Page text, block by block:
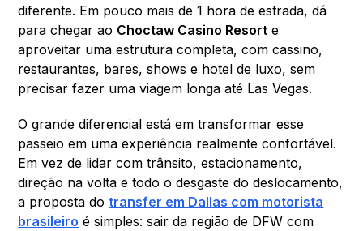
diferente. Em pouco mais de 1 hora de estrada, dá
para chegar ao Choctaw Casino Resort e
aproveitar uma estrutura completa, com cassino,
restaurantes, bares, shows e hotel de luxo, sem
precisar fazer uma viagem longa até Las Vegas.
O grande diferencial está em transformar esse
passeio em uma experiência realmente confortável.
Em vez de lidar com trânsito, estacionamento,
direção na volta e todo o desgaste do deslocamento,
a proposta do transfer em Dallas com motorista
brasileiro é simples: sair da região de DFW com